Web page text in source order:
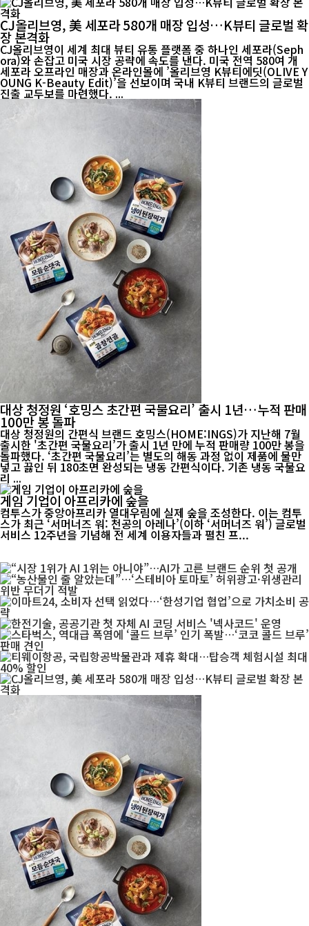
CJ올리브영, 美 세포라 580개 매장 입성…K뷰티 글로벌 확
장 본격화
CJ올리브영이 세계 최대 뷰티 유통 플랫폼 중 하나인 세포라(Seph
ora)와 손잡고 미국 시장 공략에 속도를 낸다. 미국 전역 580여 개
세포라 오프라인 매장과 온라인몰에 ’올리브영 K뷰티에딧(OLIVE Y
OUNG K-Beauty Edit)’을 선보이며 국내 K뷰티 브랜드의 글로벌
진출 교두보를 마련했다. ...
대상 청정원 ‘호밍스 초간편 국물요리’ 출시 1년…누적 판매
100만 봉 돌파
대상 청정원의 간편식 브랜드 호밍스(HOME:INGS)가 지난해 7월
출시한 '초간편 국물요리’가 출시 1년 만에 누적 판매량 100만 봉을
돌파했다. ‘초간편 국물요리’는 별도의 해동 과정 없이 제품에 물만
넣고 끓인 뒤 180초면 완성되는 냉동 간편식이다. 기존 냉동 국물요
리 ...
게임 기업이 아프리카에 숲을
컴투스가 중앙아프리카 열대우림에 실제 숲을 조성한다. 이는 컴투
스가 최근 ‘서머너즈 워: 천공의 아레나’(이하 ‘서머너즈 워’) 글로벌
서비스 12주년을 기념해 전 세계 이용자들과 펼친 프...